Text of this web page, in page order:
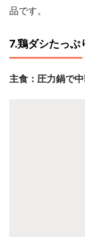
品です。
7.鶏ダシたっぷ
主食：圧力鍋で